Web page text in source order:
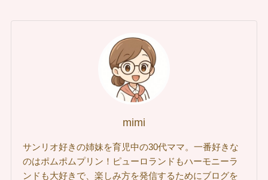
mimi
サンリオ好きの姉妹を育児中の30代ママ。一番好きな
のはポムポムプリン！ピューロランドもハーモニーラ
ンドも大好きで、楽しみ方を発信するためにブログを